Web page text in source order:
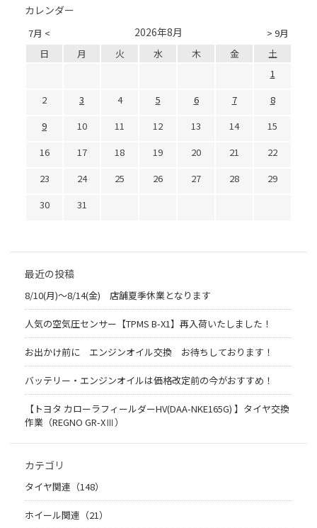
カレンダー
7月 < > 9月
2026年8月
日 月 火 水 木 金
土
1
2
3 4 5 6 7
8
9
10 11 12 13 14
15
16
17 18 19 20 21
22
23
24 25 26 27 28
29
30
31
最近の投稿
8/10(月)～8/14(金) 店舗夏季休業となります
人気の空気圧センサー【TPMS B-X1】再入荷いたしました！
お出かけ前に エンジンオイル交換 お待ちしております！
バッテリー・エンジンオイルは価格改定前の今がおすすめ！
【トヨタ カローラフィールダーHV(DAA-NKE165G) 】タイヤ交換
作業（REGNO GR-XⅢ）
カテゴリ
タイヤ関連（148）
ホイール関連（21）